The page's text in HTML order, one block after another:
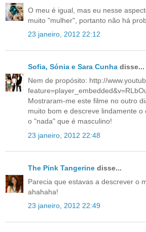
O meu é igual, mas eu nesse
muito "mulher", portanto não há
23 janeiro, 2012 22:12
Sofia, Sónia e Sara Cunha disse...
Nem de propósito: http://
Mostraram-me este filme no outro
muito bom e descreve lindamente o
o "nada" que é masculino!
23 janeiro, 2012 22:48
The Pink Tangerine disse...
Parecia que estavas a descrever o
ahahaha!
23 janeiro, 2012 22:49